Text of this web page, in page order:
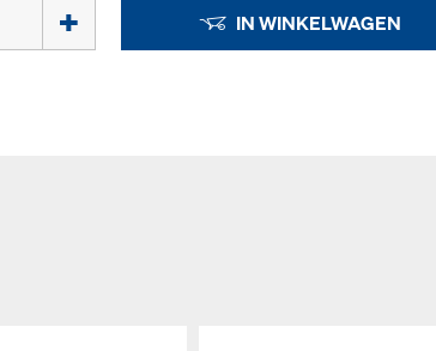
IN WINKELWAGEN